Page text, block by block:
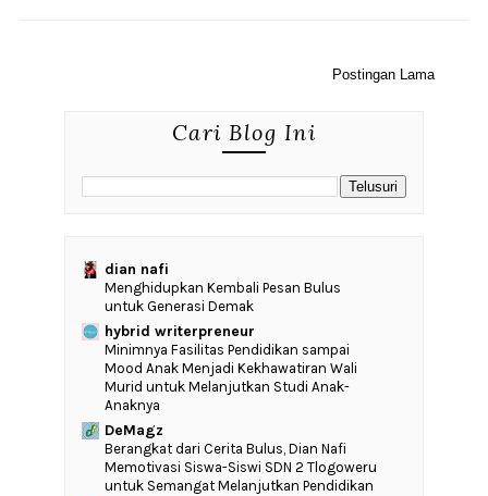
Postingan Lama
Cari Blog Ini
dian nafi
Menghidupkan Kembali Pesan Bulus
untuk Generasi Demak
hybrid writerpreneur
‎Minimnya Fasilitas Pendidikan sampai
Mood Anak Menjadi Kekhawatiran Wali
Murid untuk Melanjutkan Studi Anak-
Anaknya
DeMagz
‎Berangkat dari Cerita Bulus, Dian Nafi
Memotivasi Siswa-Siswi SDN 2 Tlogoweru
untuk Semangat Melanjutkan Pendidikan